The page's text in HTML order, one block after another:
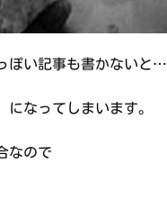
ぽい記事も書かないと…
になってしまいます。
なので